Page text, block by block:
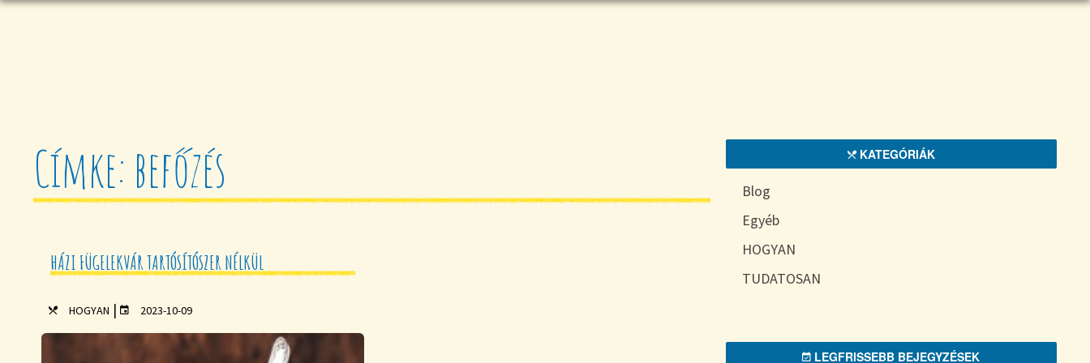
Címke: befőzés
HÁZI FÜGELEKVÁR TARTÓSÍTÓSZER NÉLKÜL
HOGYAN | 2023-10-09
KATEGÓRIÁK
Blog
Egyéb
HOGYAN
TUDATOSAN
LEGFRISSEBB BEJEGYZÉSEK